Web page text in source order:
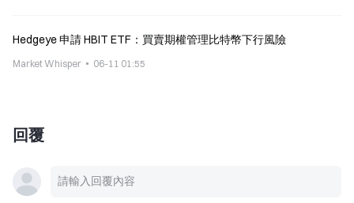
Hedgeye 申請 HBIT ETF：買賣期權管理比特幣下行風險
Market Whisper 06-11 01:55
回覆